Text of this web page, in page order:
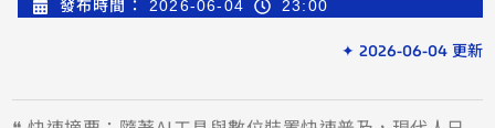
發布時間： 2026-06-04 23:00
✦ 2026-06-04 更新